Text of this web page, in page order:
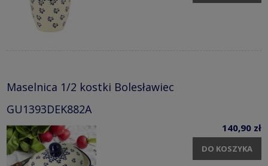
Maselnica 1/2 kostki Bolesławiec
GU1393DEK882A
140,90 zł
DO KOSZYKA